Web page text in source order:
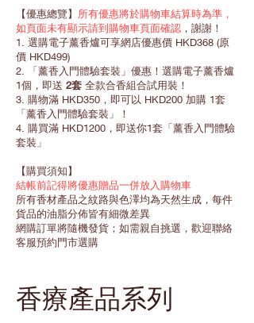
【優惠總覽】 所有優惠將於購物車結算時為準，
如頁面未有顯示請到購物車頁面確認 ，謝謝！
1. 選購電子薰香爐可享網店優惠價 HKD368 (原
價 HKD499)
2. 「薰香入門體驗套裝」優惠！選購電子薰香爐
1個，即送 2套 全款合香組合試用裝！
3. 購物滿 HKD350，即可以 HKD200 加購 1套
「薰香入門體驗套裝」！
4. 購買滿 HKD1200，即送你1套「薰香入門體驗
套裝」
【購買須知】
結帳前記得將優惠贈品一併放入購物車
所有香材產品之紋路與色澤均為天然生成，每件
貨品的油脂分佈皆有細微差異
網購訂單將隨機發貨；如需親自挑選，歡迎聯絡
客服預約門市選購
​香療產品系列